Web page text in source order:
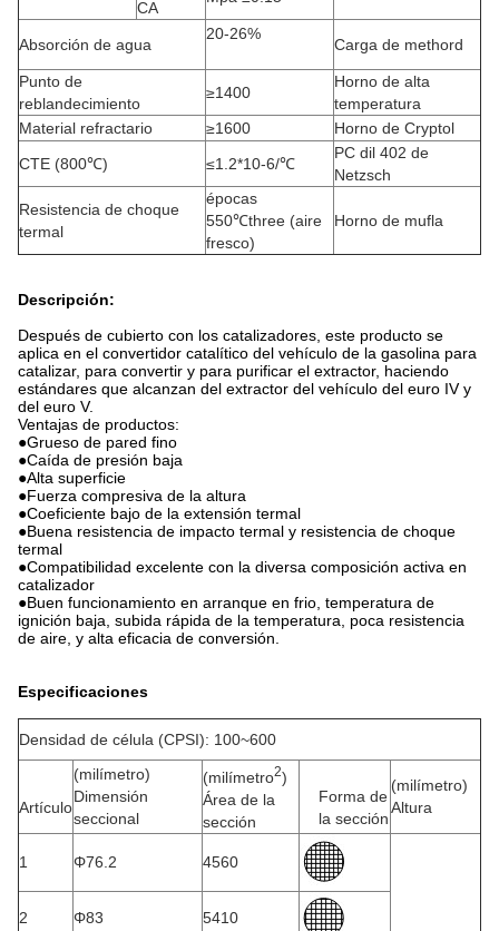
CA
Absorción de agua
20-26%
Carga de methord
Punto de
reblandecimiento
≥1400
Horno de alta
temperatura
Material refractario
≥1600
Horno de Cryptol
CTE (800℃)
≤1.2*10-6/℃
PC dil 402 de
Netzsch
Resistencia de choque
termal
épocas
550℃three (aire
fresco)
Horno de mufla
Descripción:
Después de cubierto con los catalizadores, este producto se
aplica en el convertidor catalítico del vehículo de la gasolina para
catalizar, para convertir y para purificar el extractor, haciendo
estándares que alcanzan del extractor del vehículo del euro IV y
del euro V.
Ventajas de productos:
●Grueso de pared fino
●Caída de presión baja
●Alta superficie
●Fuerza compresiva de la altura
●Coeficiente bajo de la extensión termal
●Buena resistencia de impacto termal y resistencia de choque
termal
●Compatibilidad excelente con la diversa composición activa en
catalizador
●Buen funcionamiento en arranque en frio, temperatura de
ignición baja, subida rápida de la temperatura, poca resistencia
de aire, y alta eficacia de conversión.
Especificaciones
Densidad de célula (CPSI): 100~600
Artículo
(milímetro)
Dimensión
seccional
(milímetro2)
Área de la
sección
Forma de
la sección
(milímetro)
Altura
1 Φ76.2 4560
2 Φ83 5410